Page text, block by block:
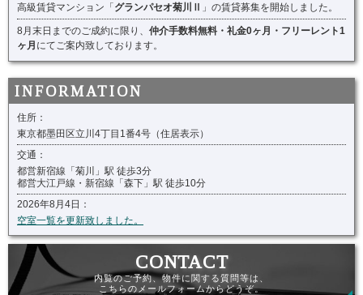
高級賃貸マンション「グランパセオ菊川Ⅱ 」の賃貸募集を開始しました。
8月末日までのご成約に限り、 仲介手数料無料・礼金0ヶ月・フリーレント1
ヶ月 にてご案内致しております。
住所：
東京都墨田区立川4丁目1番4号（住居表示）
交通：
都営新宿線「菊川」駅 徒歩3分
都営大江戸線・新宿線「森下」駅 徒歩10分
2026年8月4日：
空室一覧を更新致しました。
内覧のご予約、物件に関する質問等は、
こちらのメールフォームからどうぞ。